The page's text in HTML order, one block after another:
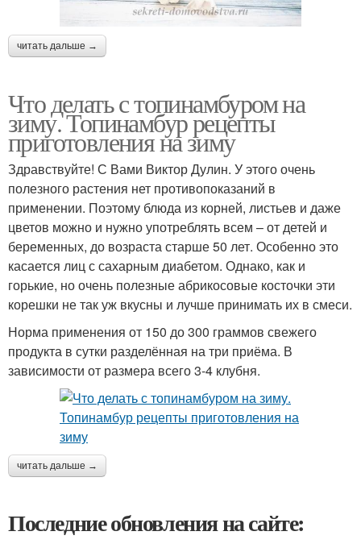
читать дальше →
Что делать с топинамбуром на
зиму. Топинамбур рецепты
приготовления на зиму
Здравствуйте! С Вами Виктор Дулин. У этого очень
полезного растения нет противопоказаний в
применении. Поэтому блюда из корней, листьев и даже
цветов можно и нужно употреблять всем – от детей и
беременных, до возраста старше 50 лет. Особенно это
касается лиц с сахарным диабетом. Однако, как и
горькие, но очень полезные абрикосовые косточки эти
корешки не так уж вкусны и лучше принимать их в смеси.
Норма применения от 150 до 300 граммов свежего
продукта в сутки разделённая на три приёма. В
зависимости от размера всего 3-4 клубня.
читать дальше →
Последние обновления на сайте: